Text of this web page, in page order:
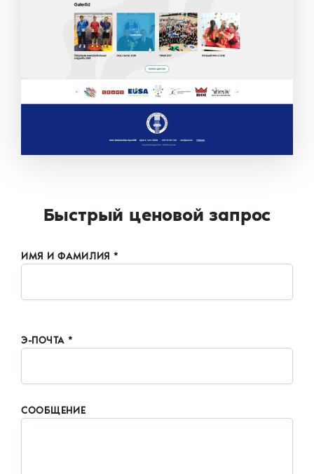
Быстрый ценовой запрос
ИМЯ И ФАМИЛИЯ *
Э-ПОЧТА *
СООБЩЕНИЕ